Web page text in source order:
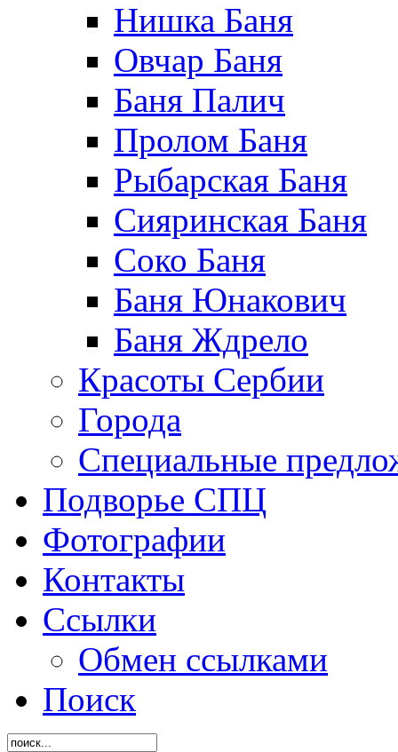
Нишка Баня
Овчар Баня
Баня Палич
Пролом Баня
Рыбарская Баня
Сияринская Баня
Соко Баня
Баня Юнакович
Баня Ждрело
Красоты Сербии
Города
Специальные
Подворье СПЦ
Фотографии
Контакты
Ссылки
Обмен ссылками
Поиск